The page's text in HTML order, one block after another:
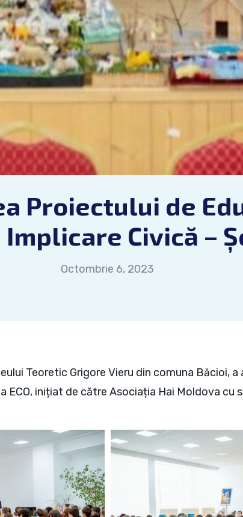
Proiectului de
Civică –
Octombrie 6, 2023
Teoretic Grigore Vieru din comuna Băcioi,
ECO, inițiat de către Asociația Hai Moldova cu